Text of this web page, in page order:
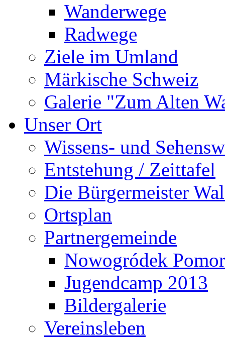
Wanderwege
Radwege
Ziele im Umland
Märkische Schweiz
Galerie "Zum Alten
Unser Ort
Wissens- und
Entstehung / Zeittafel
Die Bürgermeister
Ortsplan
Partnergemeinde
Nowogródek
Jugendcamp 2013
Bildergalerie
Vereinsleben